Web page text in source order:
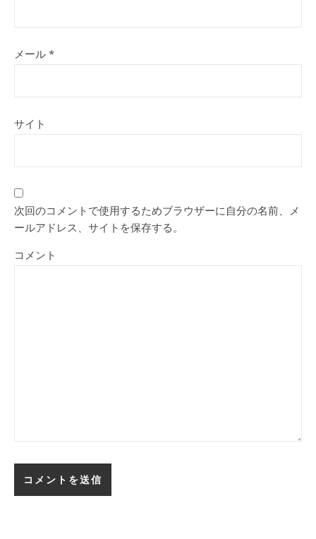
メール *
サイト
次回のコメントで使用するためブラウザーに自分の名前、メ
ールアドレス、サイトを保存する。
コメント